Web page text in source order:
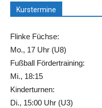
Kurstermine
Flinke Füchse:
Mo., 17 Uhr (U8)
Fußball Fördertraining:
Mi., 18:15
Kinderturnen:
Di., 15:00 Uhr (U3)